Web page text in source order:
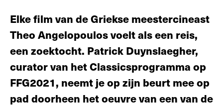
Elke film van de Griekse meestercineast
Theo Angelopoulos voelt als een reis,
een zoektocht. Patrick Duynslaegher,
curator van het Classicsprogramma op
FFG2021, neemt je op zijn beurt mee op
pad doorheen het oeuvre van een van de